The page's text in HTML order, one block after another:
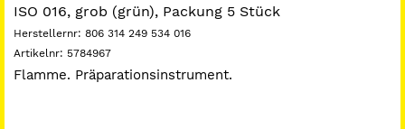
ISO 016, grob (grün), Packung 5 Stück
Herstellernr: 806 314 249 534 016
Artikelnr: 5784967
Flamme. Präparationsinstrument.